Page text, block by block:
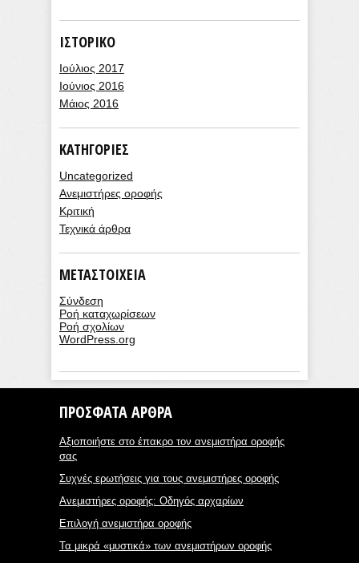
ΙΣΤΟΡΙΚΌ
Ιούλιος 2017
Ιούνιος 2016
Μάιος 2016
KΑΤΗΓΟΡΊΕΣ
Uncategorized
Ανεμιστήρες οροφής
Κριτική
Τεχνικά άρθρα
ΜΕΤΑΣΤΟΙΧΕΊΑ
Σύνδεση
Ροή καταχωρίσεων
Ροή σχολίων
WordPress.org
ΠΡΌΣΦΑΤΑ ΆΡΘΡΑ
Αξιοποιήστε στο έπακρο τον ανεμιστήρα οροφής
σας
Συχνές ερωτήσεις για τους ανεμιστήρες οροφής
Ανεμιστήρες οροφής: Οδηγός αρχαρίων
Επιλογή ανεμιστήρα οροφής
Τα μικρά «μυστικά» των ανεμιστήρων οροφής